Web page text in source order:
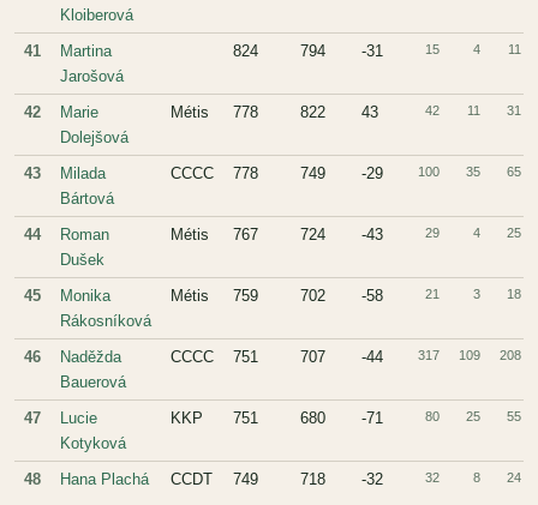
Kloiberová
41
Martina
Jarošová
824 794 -31 15 4 11
42
Marie
Dolejšová
Métis 778 822 43 42 11 31
43
Milada
Bártová
CCCC 778 749 -29 100 35 65
44
Roman
Dušek
Métis 767 724 -43 29 4 25
45
Monika
Rákosníková
Métis 759 702 -58 21 3 18
46
Naděžda
Bauerová
CCCC 751 707 -44 317 109 208
47
Lucie
Kotyková
KKP 751 680 -71 80 25 55
48 Hana Plachá CCDT 749 718 -32 32 8 24